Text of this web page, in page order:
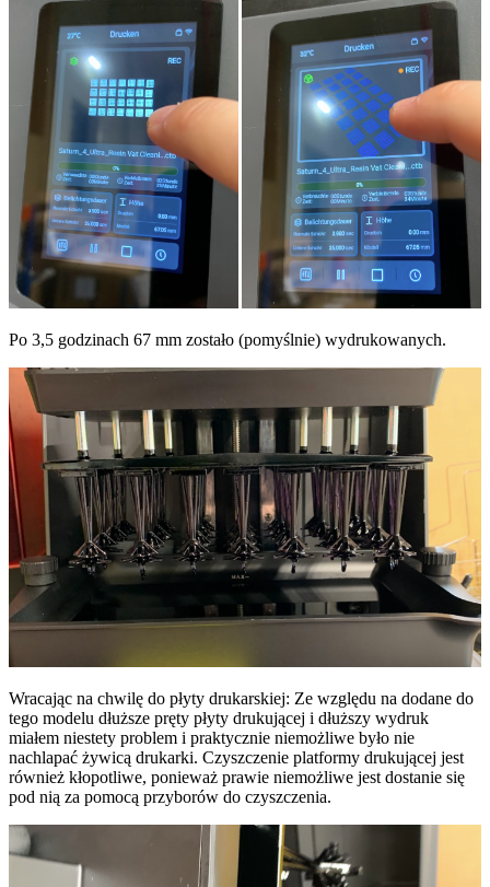
Po 3,5 godzinach 67 mm zostało (pomyślnie) wydrukowanych.
Wracając na chwilę do płyty drukarskiej: Ze względu na dodane do
tego modelu dłuższe pręty płyty drukującej i dłuższy wydruk
miałem niestety problem i praktycznie niemożliwe było nie
nachlapać żywicą drukarki. Czyszczenie platformy drukującej jest
również kłopotliwe, ponieważ prawie niemożliwe jest dostanie się
pod nią za pomocą przyborów do czyszczenia.